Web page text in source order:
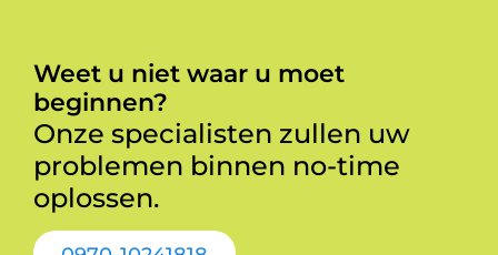
Weet u niet waar u moet
beginnen?
Onze specialisten zullen uw
problemen binnen no-time
oplossen.